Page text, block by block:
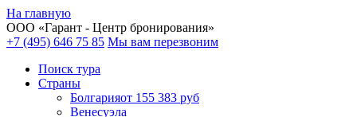
На главную
ООО «Гарант - Центр бронирования»
+7 (495) 646 75 85 Мы вам перезвоним
Поиск тура
Cтраны
Болгарияот 155 383 руб
Венесуэла